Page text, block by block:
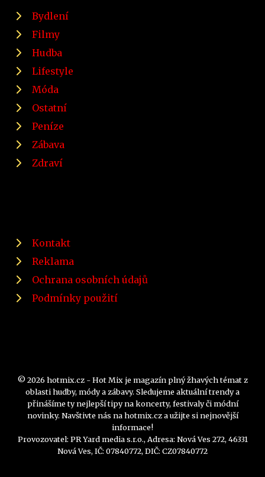
Bydlení
Filmy
Hudba
Lifestyle
Móda
Ostatní
Peníze
Zábava
Zdraví
Kontakt
Reklama
Ochrana osobních údajů
Podmínky použití
© 2026 hotmix.cz - Hot Mix je magazín plný žhavých témat z
oblasti hudby, módy a zábavy. Sledujeme aktuální trendy a
přinášíme ty nejlepší tipy na koncerty, festivaly či módní
novinky. Navštivte nás na hotmix.cz a užijte si nejnovější
informace!
Provozovatel: PR Yard media s.r.o., Adresa: Nová Ves 272, 46331
Nová Ves, IČ: 07840772, DIČ: CZ07840772